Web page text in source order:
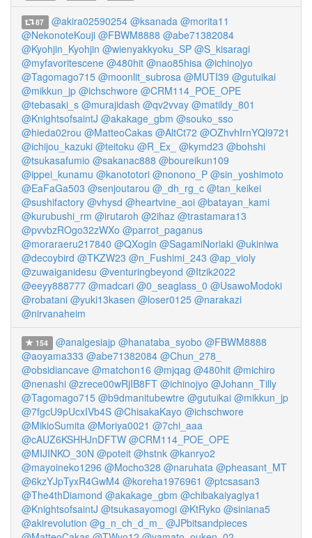
87 @akira02590254 @ksanada @morita11
@NekonoteKouji @FBWM8888 @abe71382084
@Kyohjin_Kyohjin @wienyakkyoku_SP @S_kisaragi
@myfavoritescene @480hit @nao85hisa @ichinojyo
@Tagomago715 @moonlit_subrosa @MUTI39 @gutuikai
@mikkun_jp @ichschwore @CRM114_POE_OPE
@tebasaki_s @murajidash @qv2vvay @matildy_801
@KnightsofsaintJ @akakage_gbm @souko_sso
@hieda02rou @MatteoCakas @AltCt72 @OZhvhIrnYQl9721
@ichijou_kazuki @teitoku @R_Ex_ @kymd23 @bohshi
@tsukasafumio @sakanac888 @boureikun109
@ippei_kunamu @kanototori @nonono_P @sin_yoshimoto
@EaFaGa503 @senjoutarou @_dh_rg_c @tan_keikei
@sushifactory @vhysd @heartvine_aoi @batayan_kami
@kurubushi_rm @irutaroh @2ihaz @trastamara13
@pvvbzROgo32zWXo @parrot_paganus
@moraraeru217840 @QXogln @SagamiNoriaki @ukiniwa
@decoybird @TKZW23 @n_Fushimi_243 @ap_violy
@zuwaiganidesu @venturingbeyond @Itzik2022
@eeyy888777 @madcari @0_seaglass_0 @UsawoModoki
@robatani @yuki13kasen @loser0125 @narakazi
@nirvanaheim
154 @analgesiajp @hanataba_syobo @FBWM8888
@aoyama333 @abe71382084 @Chun_278_
@obsidiancave @matchon16 @mjqag @480hit @michiro
@nenashi @zrece00wRjIB8FT @ichinojyo @Johann_Tilly
@Tagomago715 @b9dmanitubewtre @gutuikai @mikkun_jp
@7fgcU9pUcxIVb4S @ChisakaKayo @ichschwore
@MikioSumita @Moriya0021 @7chi_aaa
@cAUZ6KSHHJnDFTW @CRM114_POE_OPE
@MIJINKO_30N @poteit @hstnk @kanryo2
@mayoineko1296 @Mocho328 @naruhata @pheasant_MT
@6kzYJpTyxR4GwM4 @koreha1976961 @ptcsasan3
@The4thDiamond @akakage_gbm @chibakaiyagiya1
@KnightsofsaintJ @tsukasayomogi @KtRyko @siniana5
@akirevolution @g_n_ch_d_m_
@JPbitsandpieces